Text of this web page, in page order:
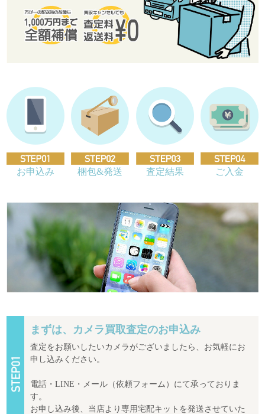
お申込み 梱包&発送 査定結果 ご入金
まずは、カメラ買取査定のお申込み
査定をお願いしたいカメラがございましたら、お気軽にお
申し込みください。
電話・LINE・メール（依頼フォーム）にて承っておりま
す。
お申し込み後、当店より専用宅配キットを発送させていた